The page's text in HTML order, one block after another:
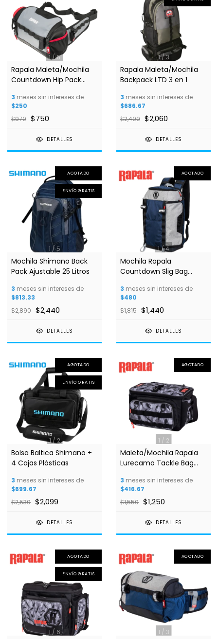
1/6
Rapala Maleta/Mochila
Countdown Hip Pack
3 meses sin intereses de
$250
$970 $750
DETALLES
1/3
Rapala Maleta/Mochila
Backpack LTD 3 en 1
3 meses sin intereses de
$686.67
$2,499 $2,060
DETALLES
1 /5
AGOTADO
ENVÍO GRATIS
Mochila Shimano Back
Pack Ajustable 25 Litros
3 meses sin intereses de
$813.33
$2,890 $2,440
DETALLES
1/4
AGOTADO
Mochila Rapala
Countdown Slig Bag
3 meses sin intereses de
$480
$1,815 $1,440
DETALLES
1/ 2
AGOTADO
ENVÍO GRATIS
Bolsa Baltica Shimano +
4 Cajas Plásticas
3 meses sin intereses de
$699.67
$2,530 $2,099
DETALLES
1 / 2
AGOTADO
Maleta/Mochila Rapala
Lurecamo Tackle Bag
3 meses sin intereses de
$416.67
$1,550 $1,250
DETALLES
1 / 6
AGOTADO
ENVÍO GRATIS
1 / 3
AGOTADO